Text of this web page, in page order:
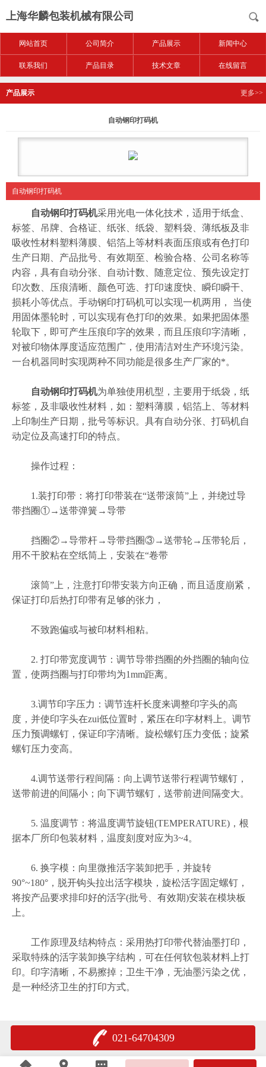
上海华麟包装机械有限公司
网站首页 公司简介 产品展示 新闻中心
联系我们 产品目录 技术文章 在线留言
产品展示 更多>>
自动钢印打码机
自动钢印打码机
自动钢印打码机采用光电一体化技术，适用于纸盒、
标签、吊牌、合格证、纸张、纸袋、塑料袋、薄纸板及非
吸收性材料塑料薄膜、铝箔上等材料表面压痕或有色打印
生产日期、产品批号、有效期至、检验合格、公司名称等
内容，具有自动分张、自动计数、随意定位、预先设定打
印次数、压痕清晰、颜色可选、打印速度快、瞬印瞬干、
损耗小等优点。手动钢印打码机可以实现一机两用， 当使
用固体墨轮时，可以实现有色打印的效果。如果把固体墨
轮取下，即可产生压痕印字的效果，而且压痕印字清晰，
对被印物体厚度适应范围广，使用清洁对生产环境污染。
一台机器同时实现两种不同功能是很多生产厂家的*。
自动钢印打码机为单独使用机型，主要用于纸袋，纸
标签，及非吸收性材料，如：塑料薄膜，铝箔上、等材料
上印制生产日期，批号等标识。具有自动分张、打码机自
动定位及高速打印的特点。
操作过程：
1.装打印带：将打印带装在“送带滚筒”上，并绕过导
带挡圈①→送带弹簧→导带
挡圈②→导带杆→导带挡圈③→送带轮→压带轮后，
用不干胶粘在空纸筒上，安装在“卷带
滚筒”上，注意打印带安装方向正确，而且适度崩紧，
保证打印后热打印带有足够的张力，
不致跑偏或与被印材料相粘。
2. 打印带宽度调节：调节导带挡圈的外挡圈的轴向位
置，使两挡圈与打印带均为1mm距离。
3.调节印字压力：调节连杆长度来调整印字头的高
度，并使印字头在zui低位置时，紧压在印字材料上。调节
压力预调螺钉，保证印字清晰。旋松螺钉压力变低；旋紧
螺钉压力变高。
4.调节送带行程间隔：向上调节送带行程调节螺钉，
送带前进的间隔小；向下调节螺钉，送带前进间隔变大。
5. 温度调节：将温度调节旋钮(TEMPERATURE)，根
据本厂所印包装材料，温度刻度对应为3~4。
6. 换字模：向里微推活字装卸把手，并旋转
90°~180°，脱开钩头拉出活字模块，旋松活字固定螺钉，
将按产品要求排印好的活字(批号、有效期)安装在模块板
上。
工作原理及结构特点：采用热打印带代替油墨打印，
采取特殊的活字装卸换字结构，可在任何软包装材料上打
印。印字清晰，不易擦掉；卫生干净，无油墨污染之优，
是一种经济卫生的打印方式。
021-64704309